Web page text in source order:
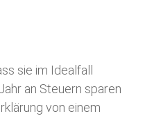
sie im Idealfall
an Steuern sparen
von einem